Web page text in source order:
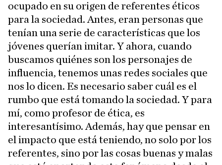
ocupado en su origen de referentes éticos
para la sociedad. Antes, eran personas que
tenían una serie de características que los
jóvenes querían imitar. Y ahora, cuando
buscamos quiénes son los personajes de
influencia, tenemos unas redes sociales que
nos lo dicen. Es necesario saber cuál es el
rumbo que está tomando la sociedad. Y para
mí, como profesor de ética, es
interesantísimo. Además, hay que pensar en
el impacto que está teniendo, no solo por los
referentes, sino por las cosas buenas y malas